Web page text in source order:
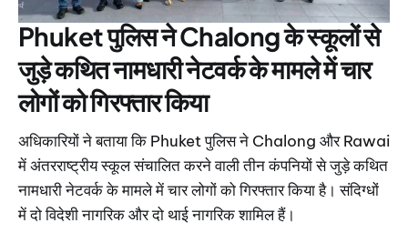
Phuket पुलिस ने Chalong के स्कूलों से
जुड़े कथित नामधारी नेटवर्क के मामले में चार
लोगों को गिरफ्तार किया
अधिकारियों ने बताया कि Phuket पुलिस ने Chalong और Rawai
में अंतरराष्ट्रीय स्कूल संचालित करने वाली तीन कंपनियों से जुड़े कथित
नामधारी नेटवर्क के मामले में चार लोगों को गिरफ्तार किया है। संदिग्धों
में दो विदेशी नागरिक और दो थाई नागरिक शामिल हैं।